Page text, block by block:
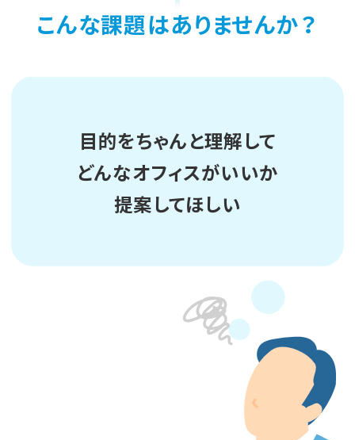
オフィスデザイン・レイアウト設計
オフィス家具・什器の販売
オフィス物件選定支援
サブスクサービス
専門施設ソリューション
教育施設
物流施設(ミスター物流)
アスクル購買ソリューション
会社情報トップ
沿革
代表ご挨拶
主要顧客一覧
サステナビリティ
サテライトオフィスの
ご案内
オフィスナレッジ
お問い合わせ
こんな課題はありませんか？
目的をちゃんと理解して
どんなオフィスがいいか
提案してほしい